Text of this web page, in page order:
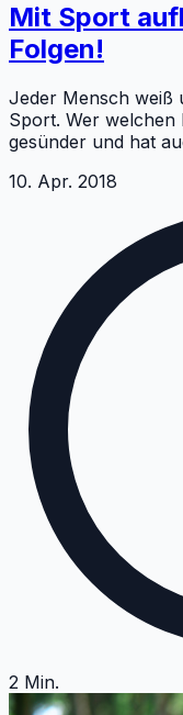
Mit Sport
Folgen!
Jeder Mensch weiß
Sport. Wer welchen
gesünder und hat
10. Apr. 2018
2 Min.